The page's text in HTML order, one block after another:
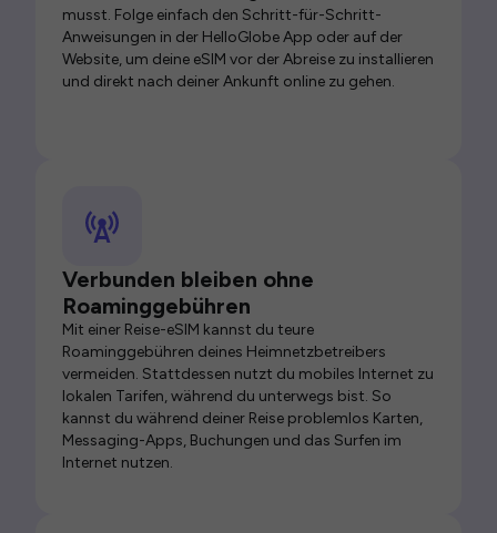
musst. Folge einfach den Schritt-für-Schritt-
Anweisungen in der HelloGlobe App oder auf der
Website, um deine eSIM vor der Abreise zu installieren
und direkt nach deiner Ankunft online zu gehen.
Verbunden bleiben ohne
Roaminggebühren
Mit einer Reise-eSIM kannst du teure
Roaminggebühren deines Heimnetzbetreibers
vermeiden. Stattdessen nutzt du mobiles Internet zu
lokalen Tarifen, während du unterwegs bist. So
kannst du während deiner Reise problemlos Karten,
Messaging-Apps, Buchungen und das Surfen im
Internet nutzen.